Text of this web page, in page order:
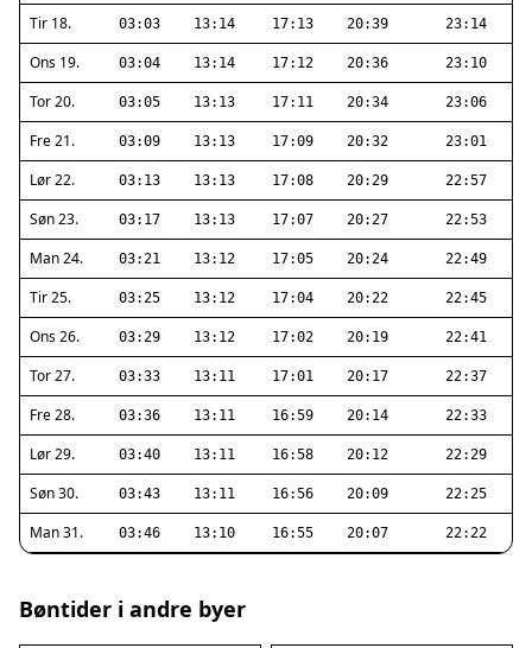
Tir 18. 03:03 13:14 17:13 20:39 23:14
Ons 19. 03:04 13:14 17:12 20:36 23:10
Tor 20. 03:05 13:13 17:11 20:34 23:06
Fre 21. 03:09 13:13 17:09 20:32 23:01
Lør 22. 03:13 13:13 17:08 20:29 22:57
Søn 23. 03:17 13:13 17:07 20:27 22:53
Man 24. 03:21 13:12 17:05 20:24 22:49
Tir 25. 03:25 13:12 17:04 20:22 22:45
Ons 26. 03:29 13:12 17:02 20:19 22:41
Tor 27. 03:33 13:11 17:01 20:17 22:37
Fre 28. 03:36 13:11 16:59 20:14 22:33
Lør 29. 03:40 13:11 16:58 20:12 22:29
Søn 30. 03:43 13:11 16:56 20:09 22:25
Man 31. 03:46 13:10 16:55 20:07 22:22
Bøntider i andre byer